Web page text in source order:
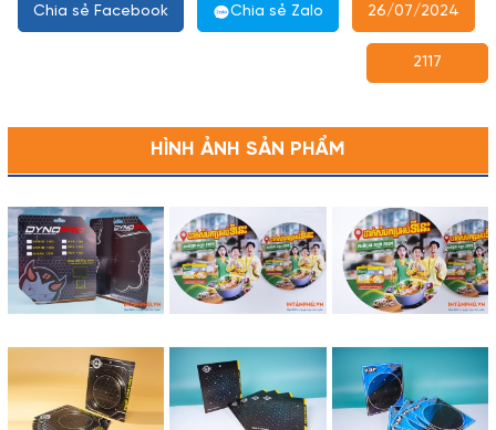
Chia sẻ Facebook Chia sẻ Zalo 26/07/2024
2117
HÌNH ẢNH SẢN PHẨM